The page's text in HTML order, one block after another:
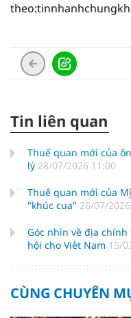
Tin liên quan
Thuế quan mới của
lý 28/07/2026 11:00
Thuế quan mới của
"khúc cua" 26/07/
Góc nhìn về địa
hội cho Việt Nam 15/
CÙNG CHUYÊN